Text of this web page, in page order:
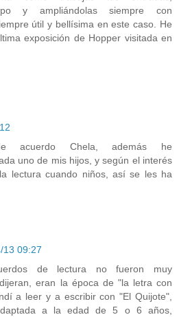
y ampliándolas siempre con
útil y bellísima en este caso. He
exposición de Hopper visitada en
acuerdo Chela, además he
uno de mis hijos, y según el interés
lectura cuando niños, así se les ha
13 09:27
de lectura no fueron muy
eran la época de "la letra con
a leer y a escribir con "El Quijote",
a la edad de 5 o 6 años,